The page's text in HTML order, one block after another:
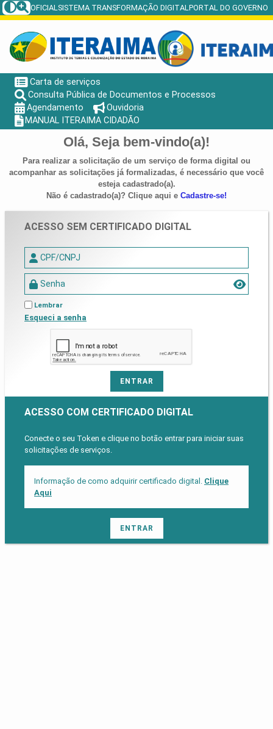
DIÁRIO OFICIALSISTEMA TRANSFORMAÇÃO DIGITALPORTAL DO GOVERNO
Carta de serviços
Consulta Pública de Documentos e Processos
Agendamento
Ouvidoria
MANUAL ITERAIMA CIDADÃO
Olá, Seja bem-vindo(a)!
Para realizar a solicitação de um serviço de forma digital ou
acompanhar as solicitações já formalizadas, é necessário que você
esteja cadastrado(a).
Não é cadastrado(a)? Clique aqui e Cadastre-se!
ACESSO SEM CERTIFICADO DIGITAL
Lembrar
Esqueci a senha
ACESSO COM CERTIFICADO DIGITAL
Conecte o seu Token e clique no botão entrar para iniciar suas
solicitações de serviços.
Informação de como adquirir certificado digital. Clique
Aqui